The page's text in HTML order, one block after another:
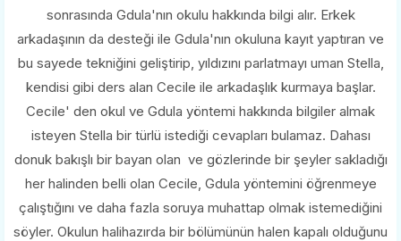
sonrasında Gdula'nın okulu hakkında bilgi alır. Erkek
arkadaşının da desteği ile Gdula'nın okuluna kayıt yaptıran ve
bu sayede tekniğini geliştirip, yıldızını parlatmayı uman Stella,
kendisi gibi ders alan Cecile ile arkadaşlık kurmaya başlar.
Cecile' den okul ve Gdula yöntemi hakkında bilgiler almak
isteyen Stella bir türlü istediği cevapları bulamaz. Dahası
donuk bakışlı bir bayan olan ve gözlerinde bir şeyler sakladığı
her halinden belli olan Cecile, Gdula yöntemini öğrenmeye
çalıştığını ve daha fazla soruya muhattap olmak istemediğini
söyler. Okulun halihazırda bir bölümünün halen kapalı olduğunu